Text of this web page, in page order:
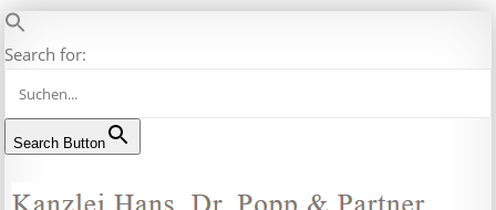
Search for:
Search Button
Inhalt